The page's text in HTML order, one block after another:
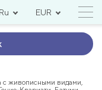
Ru EUR
с живописными видами,